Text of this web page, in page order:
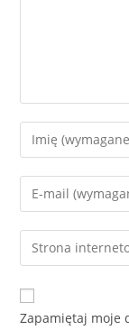
Zapamiętaj moje